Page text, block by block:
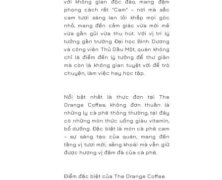
với không gian độc đáo, mang đậm
phong cách rất "Cam" – nơi mà sắc
cam tươi sáng len lỏi khắp mọi góc
nhỏ, mang đến cảm giác vừa mới mẻ
vừa gần gũi vừa thu hút. Với vị trí lý
tưởng gần trường Đại học Bình Dương
và công viên Thủ Dầu Một, quán không
chỉ là điểm đến lý tưởng để thư giãn
mà còn là không gian tuyệt vời để trò
chuyện, làm việc hay học tập.
Nổi bật nhất là thực đơn tại The
Orange Coffee, không đơn thuần là
những ly cà phê thông thường, tại đây
có những món thức uống giàu vitamin,
bổ dưỡng. Đặc biệt là món cà phê cam
– sự sáng tạo của quán, mang đến
tầng vị tươi mới, sảng khoái mà vẫn giữ
được hương vị đậm đà của cà phê.
Điểm đặc biệt của The Orange Coffee